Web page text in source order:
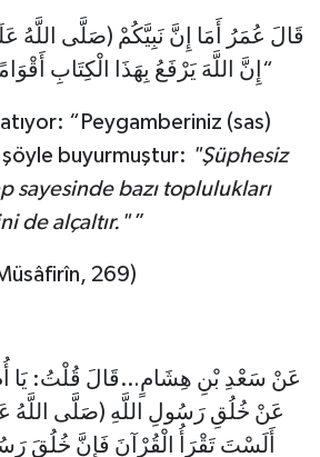
قَالَ عُمَرُ أَمَا إِنَّ نَبِيَّكُمْ (صَلَّى اللَّهُ
“إِنَّ اللَّهَ يَرْفَعُ بِهَذَا الْكِتَابِ
“Peygamberiniz (sas)
şöyle buyurmuştur: "Şüphesiz
sayesinde bazı toplulukları
de alçaltır."”
269)
عَنْ سَعْدِ بْنِ هِشَامٍ…قَالَ قُلْتُ: يَا أُمَّ
عَنْ خُلُقِ رَسُولِ اللَّهِ (صَلَّى اللَّهُ
أَلَسْتَ تَقْرَأُ الْقُرْآنَ فَإِنَّ خُلُقَ